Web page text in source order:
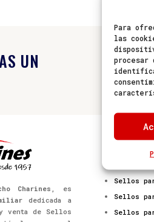
Para
las
procesar
UN

Charines, es
dedicada a
venta de Sellos
PRODUCTOS
Sellos
Sellos
Sellos